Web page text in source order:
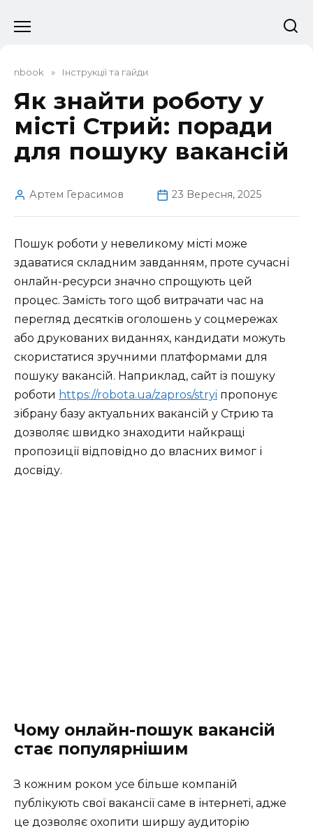
до
nbook » Інструкції та гайди
Як знайти роботу у
місті Стрий: поради
для пошуку вакансій
Артем Герасимов 23 Вересня, 2025
Пошук роботи у невеликому місті може
здаватися складним завданням, проте сучасні
онлайн-ресурси значно спрощують цей
процес. Замість того щоб витрачати час на
перегляд десятків оголошень у соцмережах
або друкованих виданнях, кандидати можуть
скористатися зручними платформами для
пошуку вакансій. Наприклад, сайт із пошуку
роботи https://robota.ua/zapros/stryi пропонує
зібрану базу актуальних вакансій у Стрию та
дозволяє швидко знаходити найкращі
пропозиції відповідно до власних вимог і
досвіду.
Чому онлайн-пошук вакансій
стає популярнішим
З кожним роком усе більше компаній
публікують свої вакансії саме в інтернеті, адже
це дозволяє охопити ширшу аудиторію